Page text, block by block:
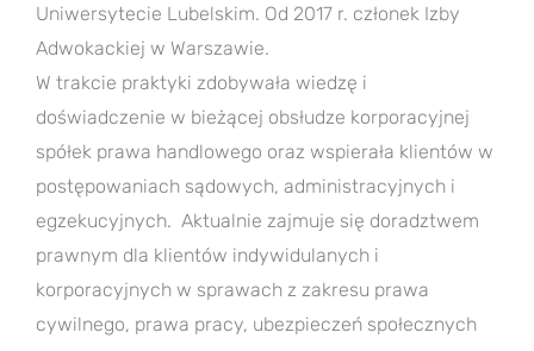
Uniwersytecie Lubelskim. Od 2017 r. członek Izby
Adwokackiej w Warszawie.
W trakcie praktyki zdobywała wiedzę i
doświadczenie w bieżącej obsłudze korporacyjnej
spółek prawa handlowego oraz wspierała klientów w
postępowaniach sądowych, administracyjnych i
egzekucyjnych. Aktualnie zajmuje się doradztwem
prawnym dla klientów indywidulanych i
korporacyjnych w sprawach z zakresu prawa
cywilnego, prawa pracy, ubezpieczeń społecznych